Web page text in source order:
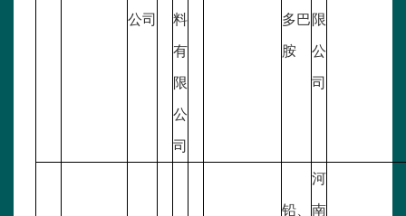
公司
料
有
限
公
司
多巴
胺
限
公
司
铅、
河
南